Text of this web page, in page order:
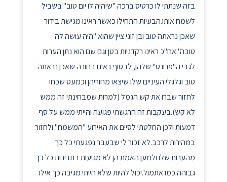
בזה שנתתי לו כרטיס ברכה "שיהיה לו יום טוב" בשביל
לשמח אותו.הבעיות התחילו כאשר ראינו מגישת בידור
שאכן נראתה טוב ובן זוגי ציין שהוא "היה עושה לה
טובה".אח"כ ראינו רקדניות בטן וגם שם הוא נתן הערות
לגבי ה"פרונט" שלהן, לבסוף ראינו בחורה שאכן נראתה
טוב וגלגלי העיניים שלו שיצאו מחוריהן וכמעט שכחו
לחזור שברו את קש הגמל (למרות שמבחינתי זה ממש
לא קש).בעקבות זה הרגשתי פגועה והייתי ממש על סף
דמעות ולכן החלטתי לסיים את האירוע "המשמח" ולחזור
במהירות לרכב.לא זכור לי שבעבר נפגעתי כל כך
מהערות שלו ולמען האמת הן לא מגיעות בתדירות כל כך
גבוהה כמו אתמול.יכול להיות שלא הייתי מגיבה כך אילו